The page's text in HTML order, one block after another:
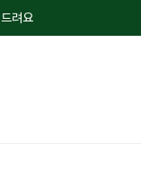
드려요